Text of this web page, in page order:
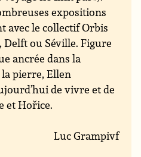
expositions
avec le collectif Orbis
Delft ou Séville. Figure
ancrée dans la
pierre, Ellen
de vivre et de
et Hořice.
Luc Grampivf